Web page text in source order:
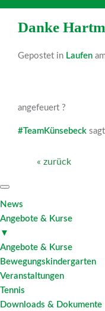
Danke
Gepostet in Laufen
angefeuert ?
#TeamKünsebeck
« zurück
News
Angebote & Kurse
▼
Angebote & Kurse
Bewegungskindergarten
Veranstaltungen
Tennis
Downloads & Dokumente